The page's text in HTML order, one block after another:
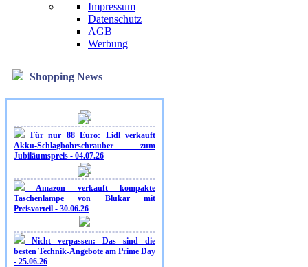
Impressum
Datenschutz
AGB
Werbung
Shopping News
Für nur 88 Euro: Lidl verkauft
Akku-Schlagbohrschrauber zum
Jubiläumspreis - 04.07.26
Amazon verkauft kompakte
Taschenlampe von Blukar mit
Preisvorteil - 30.06.26
Nicht verpassen: Das sind die
besten Technik-Angebote am Prime Day
- 25.06.26